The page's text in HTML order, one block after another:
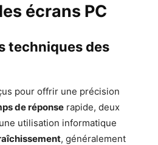
écrans PC
techniques des
pour offrir une précision
de réponse rapide, deux
utilisation informatique
, généralement